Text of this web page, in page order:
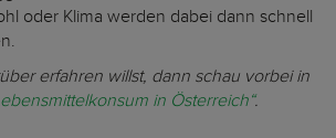
oder Klima werden dabei dann schnell
erfahren willst, dann schau vorbei in
in Österreich“.